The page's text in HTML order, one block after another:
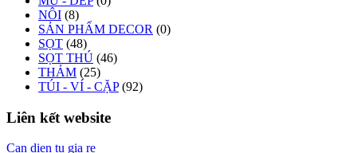
NÔI (8)
SẢN PHẨM DECOR (0)
SỌT (48)
SỌT THÚ (46)
THẢM (25)
TÚI - VÍ - CẶP (92)
Liên kết website
Can dien tu gia re